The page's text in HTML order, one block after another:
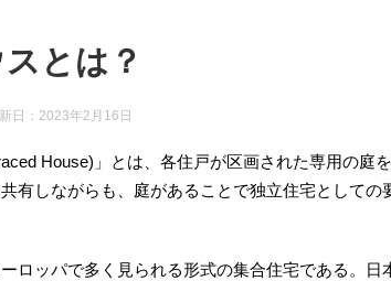
とは？
日： 2023年2月16日
House)」とは、各住戸が区画された専用の庭
有しながらも、庭があることで独立住宅としての
ロッパで多く見られる形式の集合住宅である。日